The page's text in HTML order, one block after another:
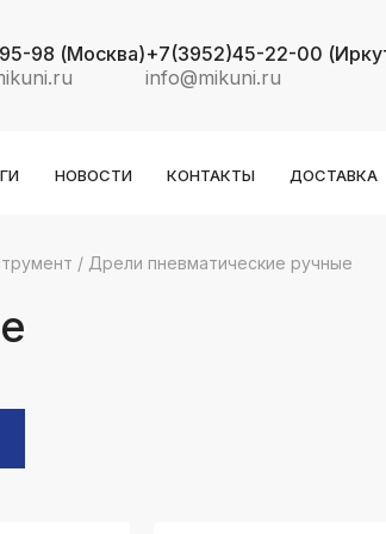
98 (Москва)+7(3952)45-22-00
info@mikuni.ru
НОВОСТИ КОНТАКТЫ ДОСТАВКА
/ Дрели пневматические ручные